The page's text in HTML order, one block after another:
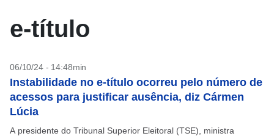
e-título
06/10/24 - 14:48min
Instabilidade no e-título ocorreu pelo número de
acessos para justificar ausência, diz Cármen
Lúcia
A presidente do Tribunal Superior Eleitoral (TSE), ministra